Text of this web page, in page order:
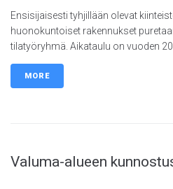
Ensisijaisesti tyhjillään olevat
huonokuntoiset rakennukset
tilatyöryhmä. Aikataulu on vuoden
MORE
Valuma-alueen